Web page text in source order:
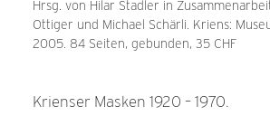
Hrsg. von Hilar Stadler in
Ottiger und Michael Schärli. Kriens:
2005. 84 Seiten, gebunden, 35 CHF
Krienser Masken 1920 – 1970.